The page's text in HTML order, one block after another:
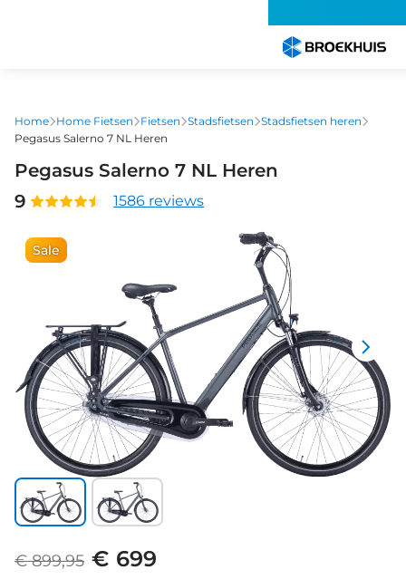
gaan
Home Home Fietsen Fietsen Stadsfietsen Stadsfietsen heren
Pegasus Salerno 7 NL Heren
Pegasus Salerno 7 NL Heren
9
1586 reviews
Sale
€ 899,95 € 699